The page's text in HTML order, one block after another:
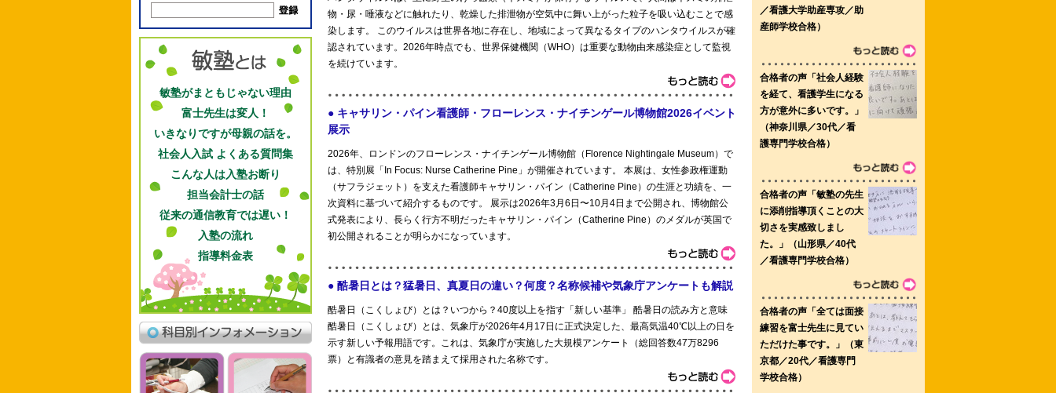
敏塾がまともじゃない理由
富士先生は変人！
いきなりですが母親の話を。
社会人入試 よくある質問集
こんな人は入塾お断り
担当会計士の話
従来の通信教育では遅い！
入塾の流れ
指導料金表